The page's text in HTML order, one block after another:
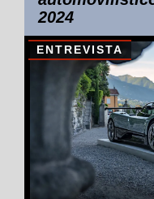
2024
ENTREVISTA